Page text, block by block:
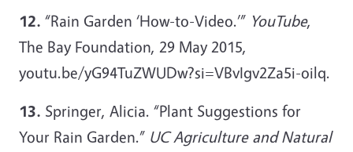
12. “Rain Garden ‘How-to-Video.’” YouTube,
The Bay Foundation, 29 May 2015,
youtu.be/yG94TuZWUDw?si=VBvIgv2Za5i-oilq.
13. Springer, Alicia. “Plant Suggestions for
Your Rain Garden.” UC Agriculture and Natural